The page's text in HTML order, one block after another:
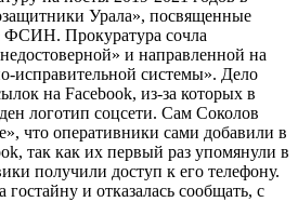
Урала», посвященные
ФСИН. Прокуратура сочла
и направленной на
исправительной системы». Дело
на Facebook, из-за которых в
логотип соцсети. Сам Соколов
что оперативники сами добавили в
так как их первый раз упомянули в
получили доступ к его телефону.
и отказалась сообщать, с